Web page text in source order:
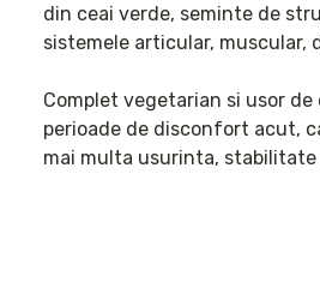
din ceai verde, seminte de
sistemele articular, muscular,
Complet vegetarian si usor
perioade de disconfort acut,
mai multa usurinta,